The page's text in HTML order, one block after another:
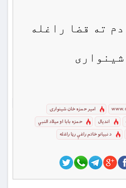
ته قضا راغله
امیر حمزه خان شینواری
اندیال
حمزه بابا او میلاد النبي
د نبیانو خاتم راغې رڼا راغله